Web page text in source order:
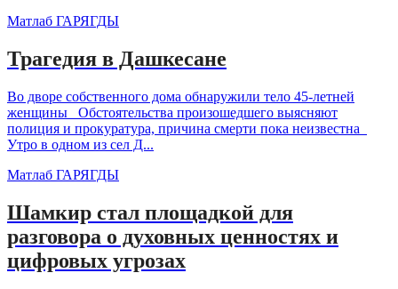
Матлаб ГАРЯГДЫ
Трагедия в Дашкесане
Во дворе собственного дома обнаружили тело 45-летней
женщины Обстоятельства произошедшего выясняют
полиция и прокуратура, причина смерти пока неизвестна
Утро в одном из сел Д...
Матлаб ГАРЯГДЫ
Шамкир стал площадкой для
разговора о духовных ценностях и
цифровых угрозах